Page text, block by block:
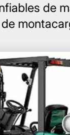
de